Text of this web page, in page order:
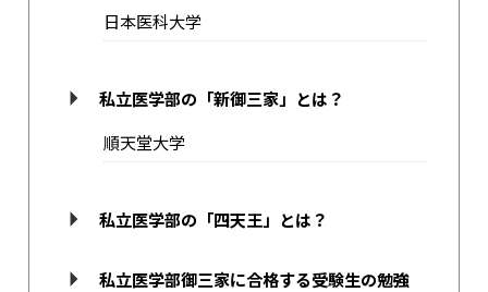
日本医科大学
私立医学部の「新御三家」とは？
順天堂大学
私立医学部の「四天王」とは？
私立医学部御三家に合格する受験生の勉強